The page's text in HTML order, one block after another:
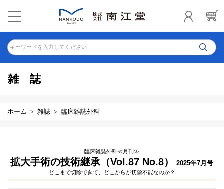
キーワードを入力してください
雑誌
ホーム 雑誌 臨床雑誌外科
臨床雑誌外科≪月刊≫
拡大手術の技術継承（Vol.87 No.8） 2025年7月号
どこまで切除できて、どこからが切除不能なのか？